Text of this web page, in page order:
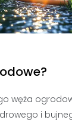
węża
i